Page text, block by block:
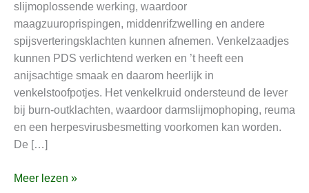
slijmoplossende werking, waardoor
maagzuuroprispingen, middenrifzwelling en andere
spijsverteringsklachten kunnen afnemen. Venkelzaadjes
kunnen PDS verlichtend werken en ’t heeft een
anijsachtige smaak en daarom heerlijk in
venkelstoofpotjes. Het venkelkruid ondersteund de lever
bij burn-outklachten, waardoor darmslijmophoping, reuma
en een herpesvirusbesmetting voorkomen kan worden.
De […]
Meer lezen »